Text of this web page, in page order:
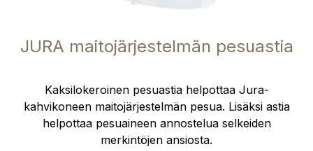
JURA maitojärjestelmän pesuastia
Kaksilokeroinen pesuastia helpottaa Jura-
kahvikoneen maitojärjestelmän pesua. Lisäksi astia
helpottaa pesuaineen annostelua selkeiden
merkintöjen ansiosta.